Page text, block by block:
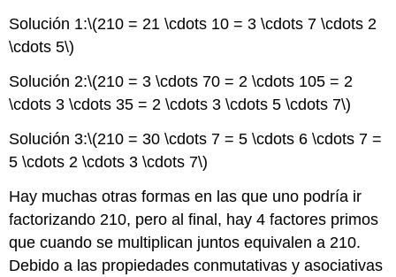
Solución 1:\(210 = 21 \cdots 10 = 3 \cdots 7 \cdots 2
\cdots 5\)
Solución 2:\(210 = 3 \cdots 70 = 2 \cdots 105 = 2
\cdots 3 \cdots 35 = 2 \cdots 3 \cdots 5 \cdots 7\)
Solución 3:\(210 = 30 \cdots 7 = 5 \cdots 6 \cdots 7 =
5 \cdots 2 \cdots 3 \cdots 7\)
Hay muchas otras formas en las que uno podría ir
factorizando 210, pero al final, hay 4 factores primos
que cuando se multiplican juntos equivalen a 210.
Debido a las propiedades conmutativas y asociativas